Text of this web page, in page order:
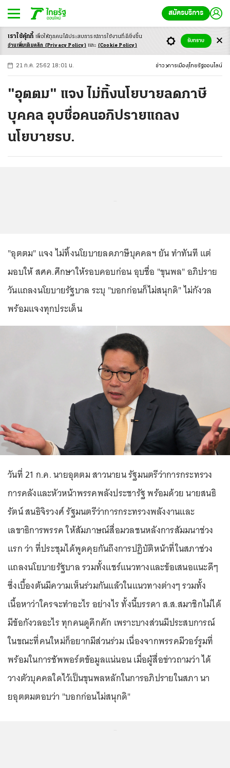
สมัครบริการ
-ก ก ก+
21 ก.ค. 2562 18:01 น. ข่าว การเมือง ไทยรัฐออนไลน์
"อุตตม" แจง ไม่ทิ้งนโยบายลดภาษี
บุคคล อุบชื่อคนอภิปรายแถลง
นโยบายรบ.
"อุตตม" แจง ไม่ทิ้งนโยบายลดภาษีบุคคลฯ ยัน ทำทันที แต่
มอบให้ สศค.ศึกษาให้รอบคอบก่อน อุบชื่อ "ขุนพล" อภิปราย
วันแถลงนโยบายรัฐบาล ระบุ "บอกก่อนก็ไม่สนุกดิ" ไม่กังวล
พร้อมแจงทุกประเด็น
วันที่ 21 ก.ค. นายอุตตม สาวนายน รัฐมนตรีว่าการกระทรวง
การคลังและหัวหน้าพรรคพลังประชารัฐ พร้อมด้วย นายสนธิ
รัตน์ สนธิจิรวงศ์ รัฐมนตรีว่าการกระทรวงพลังงานและ
เลขาธิการพรรค ให้สัมภาษณ์สื่อมวลชนหลังการสัมมนาช่วง
แรก ว่า ที่ประชุมได้พูดคุยกันถึงการปฏิบัติหน้าที่ในสภาช่วง
แถลงนโยบายรัฐบาล รวมทั้งแชร์แนวทางและข้อเสนอแนะดีๆ
ซึ่งเบื้องต้นมีความเห็นร่วมกันแล้วในแนวทางต่างๆ รวมทั้ง
เนื้อหาว่าใครจะทำอะไร อย่างไร ทั้งนี้บรรดา ส.ส.สมาชิกไม่ได้
มีข้อกังวลอะไร ทุกคนดูคึกคัก เพราะบางส่วนมีประสบการณ์
ในขณะที่คนใหม่ก็อยากมีส่วนร่วม เนื่องจากพรรคมีวอร์รูมที่
พร้อมในการชัพพอร์ตข้อมูลแน่นอน เมื่อผู้สื่อข่าวถามว่า ได้
วางตัวบุคคลใดไว้เป็นขุนพลหลักในการอภิปรายในสภา นา
ยอุตตมตอบว่า "บอกก่อนไม่สนุกดิ"
เราใช้คุ้กกี้ เพื่อให้ทุกคนได้ประสบการณ์การใช้งานที่ดียิ่งขึ้น
อ่านเพิ่มเติมคลิก (Privacy Policy) และ (Cookie Policy)
รับทราบ